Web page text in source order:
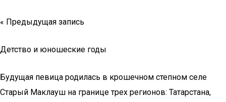
« Предыдущая запись
Детство и юношеские годы
Будущая певица родилась в крошечном степном селе
Старый Маклауш на границе трех регионов: Татарстана,